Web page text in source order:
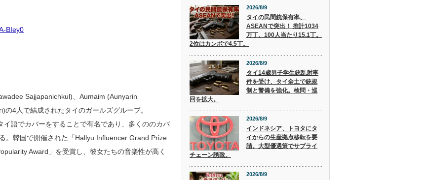
BIey0
Sajjapanichkul)、Aumaim (Aunyarin
4人で結成されたタイのガールズグループ。
語でカバーをすることで有名であり、多くののカバ
。韓国で開催された「Hallyu Influencer Grand Prize
Award」を受賞し、彼女たちの音楽性が高く
2026/8/9
タイの民間銃保有率、
ASEANで突出！ 推計1034
万丁、100人当たり15.1丁。
2位はカンボで4.5丁。
2026/8/9
タイ14歳男子学生銃乱射事
件を受け、タイ全土で銃規
制と警備を強化。検問・巡
回を拡大。
2026/8/9
インドネシア、トヨタにタ
イからの生産拠点移転を要
請。大型優遇策でサプライ
チェーン誘致。
2026/8/9